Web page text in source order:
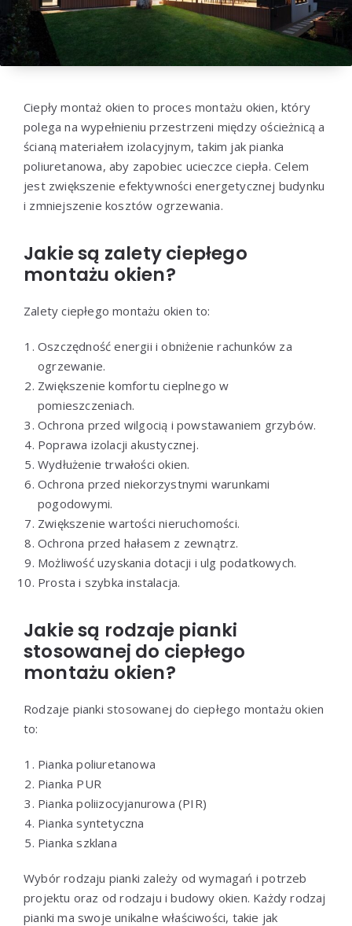
Ciepły montaż okien to proces montażu okien, który
polega na wypełnieniu przestrzeni między ościeżnicą a
ścianą materiałem izolacyjnym, takim jak pianka
poliuretanowa, aby zapobiec ucieczce ciepła. Celem
jest zwiększenie efektywności energetycznej budynku
i zmniejszenie kosztów ogrzewania.
Jakie są zalety ciepłego
montażu okien?
Zalety ciepłego montażu okien to:
Oszczędność energii i obniżenie rachunków za
ogrzewanie.
Zwiększenie komfortu cieplnego w
pomieszczeniach.
Ochrona przed wilgocią i powstawaniem grzybów.
Poprawa izolacji akustycznej.
Wydłużenie trwałości okien.
Ochrona przed niekorzystnymi warunkami
pogodowymi.
Zwiększenie wartości nieruchomości.
Ochrona przed hałasem z zewnątrz.
Możliwość uzyskania dotacji i ulg podatkowych.
Prosta i szybka instalacja.
Jakie są rodzaje pianki
stosowanej do ciepłego
montażu okien?
Rodzaje pianki stosowanej do ciepłego montażu okien
to:
Pianka poliuretanowa
Pianka PUR
Pianka poliizocyjanurowa (PIR)
Pianka syntetyczna
Pianka szklana
Wybór rodzaju pianki zależy od wymagań i potrzeb
projektu oraz od rodzaju i budowy okien. Każdy rodzaj
pianki ma swoje unikalne właściwości, takie jak